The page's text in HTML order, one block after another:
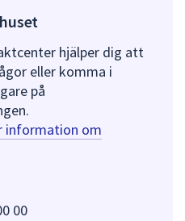
hjälper dig att
eller komma i
på
information om
00